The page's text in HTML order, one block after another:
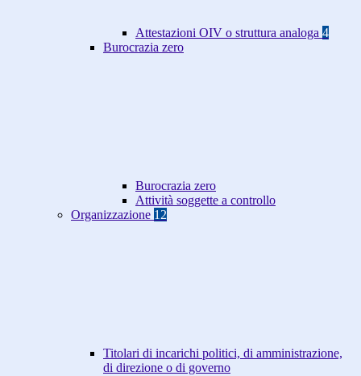
Attestazioni OIV o struttura analoga 4
Burocrazia zero
Burocrazia zero
Attività soggette a controllo
Organizzazione 12
Titolari di incarichi politici, di amministrazione,
di direzione o di governo